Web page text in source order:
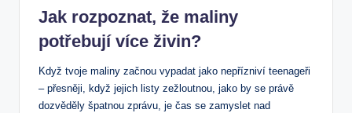
Jak rozpoznat, že maliny
potřebují více živin?
Když tvoje maliny začnou vypadat jako nepřízniví teenageři
– přesněji, když jejich listy zežloutnou, jako by se právě
dozvěděly špatnou zprávu, je čas se zamyslet nad